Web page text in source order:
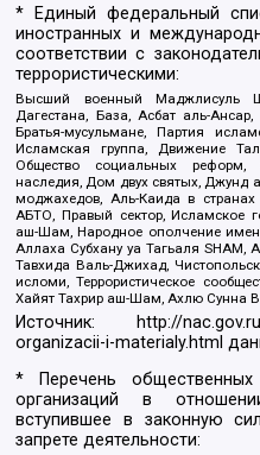
* Единый федеральный
иностранных и
соответствии с
террористическими:
Высший военный Маджлисуль
Дагестана, База, Асбат аль-
Братья-мусульмане, Партия
Исламская группа, Движение
Общество социальных реформ,
наследия, Дом двух святых,
моджахедов, Аль-Каида в
АБТО, Правый сектор, Исламское
аш-Шам, Народное ополчение
Аллаха Субхану уа Тагьаля
Тавхида Валь-Джихад,
исломи, Террористическое
Хайят Тахрир аш-Шам, Ахлю Сунна
Источник:
http://
organizacii-i-materialy.html
* Перечень
организаций в
вступившее в законную
запрете деятельности: